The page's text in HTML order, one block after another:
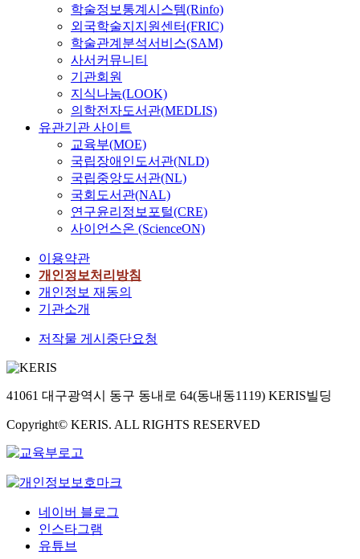
학술정보통계시스템(Rinfo)
외국학술지지원센터(FRIC)
학술관계분석서비스(SAM)
사서커뮤니티
기관회원
지식나눔(LOOK)
의학전자도서관(MEDLIS)
유관기관 사이트
교육부(MOE)
국립장애인도서관(NLD)
국립중앙도서관(NL)
국회도서관(NAL)
연구윤리정보포털(CRE)
사이언스온 (ScienceON)
이용약관
개인정보처리방침
개인정보 재동의
기관소개
저작물 게시중단요청
41061 대구광역시 동구 동내로 64(동내동1119) KERIS빌딩
Copyright© KERIS. ALL RIGHTS RESERVED
네이버 블로그
인스타그램
유튜브